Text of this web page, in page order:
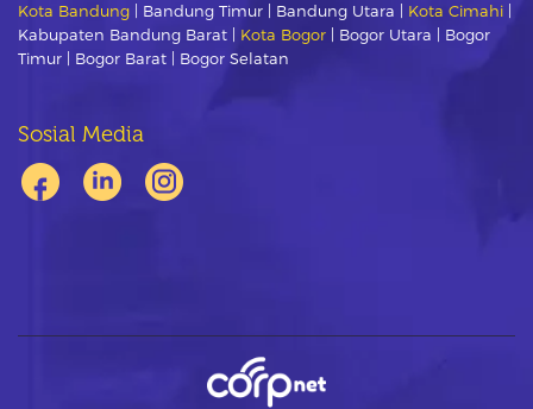
Kota Bandung | Bandung Timur | Bandung Utara | Kota Cimahi
Kabupaten Bandung Barat | Kota Bogor | Bogor Utara | Bogor
Timur | Bogor Barat | Bogor Selatan
Sosial Media